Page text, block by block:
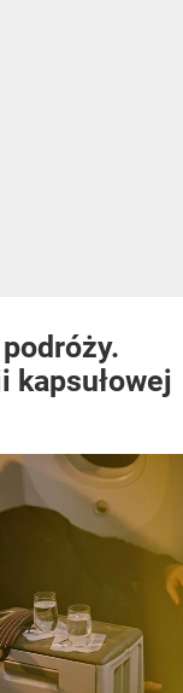
kapsułowej